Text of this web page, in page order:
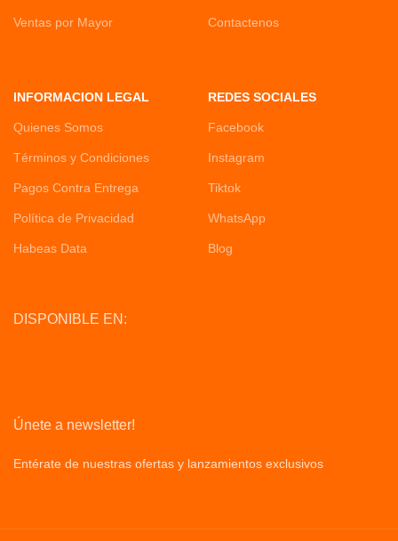
Ventas por Mayor Contactenos
INFORMACION LEGAL
Quienes Somos
Términos y Condiciones
Pagos Contra Entrega
Política de Privacidad
Habeas Data
REDES SOCIALES
Facebook
Instagram
Tiktok
WhatsApp
Blog
DISPONIBLE EN:
Únete a newsletter!
Entérate de nuestras ofertas y lanzamientos exclusivos